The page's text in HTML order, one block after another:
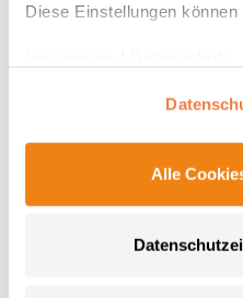
Diese Einstellungen
Alle
Brusttasche mit Knopfverschluss Verstärkte
Eigenschaften, Atmungsaktivität
auf der linken
BaumwolleAngaben zur
R312XHersteller: Result
Bratislava Slowakei E-Mail:
* Preise inkl. gesetzlicher Mwst. +